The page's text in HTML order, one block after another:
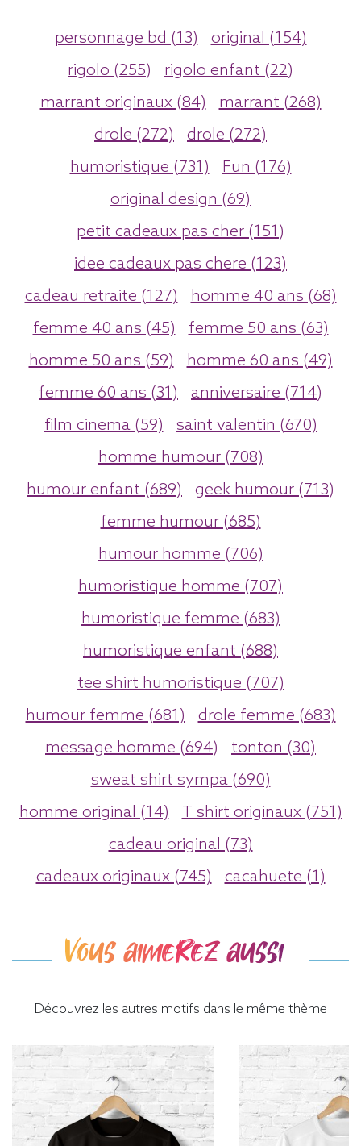
personnage bd (13)
original (154)
rigolo (255)
rigolo enfant (22)
marrant originaux (84)
marrant (268)
drole (272)
drole (272)
humoristique (731)
Fun (176)
original design (69)
petit cadeaux pas cher (151)
idee cadeaux pas chere (123)
cadeau retraite (127)
homme 40 ans (68)
femme 40 ans (45)
femme 50 ans (63)
homme 50 ans (59)
homme 60 ans (49)
femme 60 ans (31)
anniversaire (714)
film cinema (59)
saint valentin (670)
homme humour (708)
humour enfant (689)
geek humour (713)
femme humour (685)
humour homme (706)
humoristique homme (707)
humoristique femme (683)
humoristique enfant (688)
tee shirt humoristique (707)
humour femme (681)
drole femme (683)
message homme (694)
tonton (30)
sweat shirt sympa (690)
homme original (14)
T shirt originaux (751)
cadeau original (73)
cadeaux originaux (745)
cacahuete (1)
Vous aimerez aussi
Découvrez les autres motifs dans le même thème